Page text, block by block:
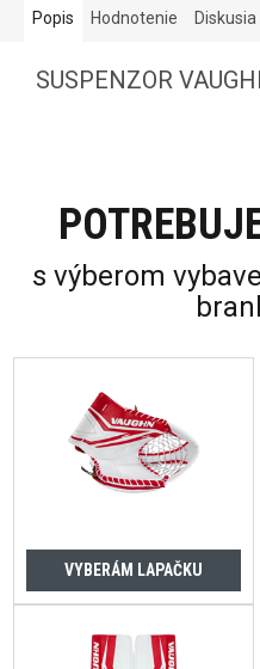
Popis Hodnotenie Diskusia
SUSPENZOR
s výberom
VYBERÁM LAPAČKU